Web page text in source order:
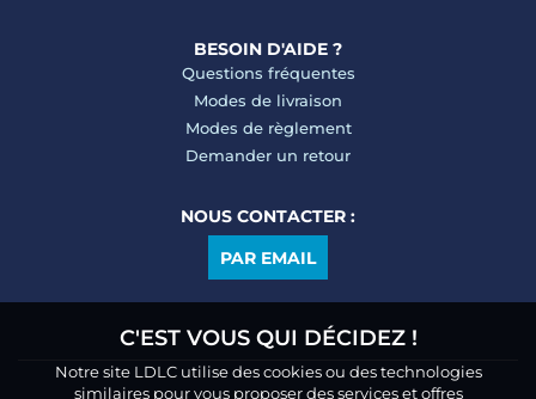
BESOIN D'AIDE ?
Questions fréquentes
Modes de livraison
Modes de règlement
Demander un retour
NOUS CONTACTER :
PAR EMAIL
C'EST VOUS QUI DÉCIDEZ !
Notre site LDLC utilise des cookies ou des technologies
similaires pour vous proposer des services et offres